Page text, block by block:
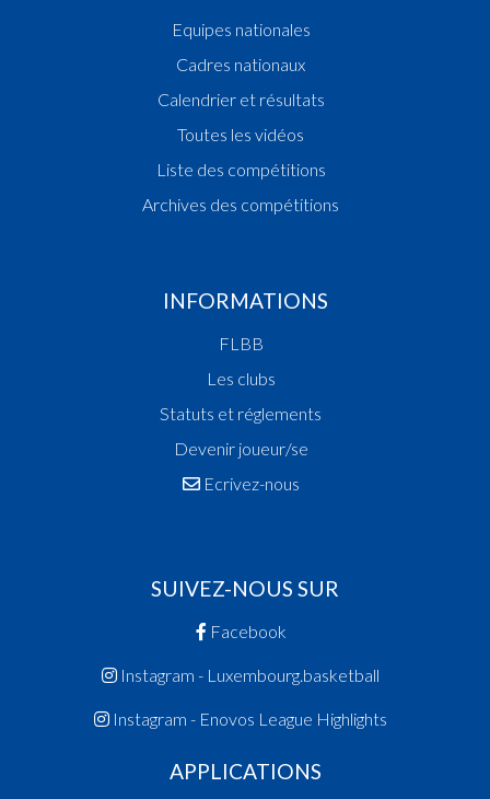
Equipes nationales
Cadres nationaux
Calendrier et résultats
Toutes les vidéos
Liste des compétitions
Archives des compétitions
INFORMATIONS
FLBB
Les clubs
Statuts et réglements
Devenir joueur/se
Ecrivez-nous
SUIVEZ-NOUS SUR
Facebook
Instagram - Luxembourg.basketball
Instagram - Enovos League Highlights
APPLICATIONS